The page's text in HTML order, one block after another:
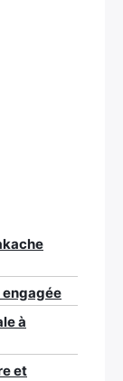
engagée
à
et